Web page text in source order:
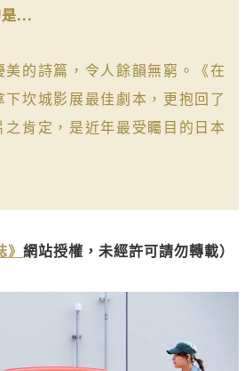
...
的詩篇，令人餘韻無窮。《在
坎城影展最佳劇本，更抱回了
肯定，是近年最受矚目的日本
網站授權，未經許可請勿轉載）